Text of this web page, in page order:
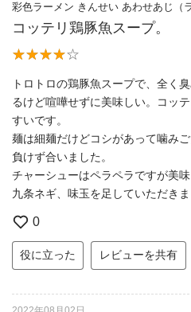
彩色ラーメン きんせい あわせあじ（
コッテリ鶏豚魚スープ。
トロトロの鶏豚魚スープで、全く
るけど喧嘩せずに美味しい。コッ
すいです。
麺は細麺だけどコシがあって噛み
負けず合いました。
チャーシューはペラペラですが美味
九条ネギ、味玉を足していただきま
0
役に立った レビューを共有